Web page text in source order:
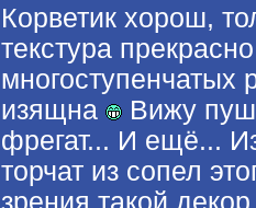
Корветик хорош,
текстура
многоступенчатых
изящна
Вижу
фрегат... И ещё...
торчат из сопел